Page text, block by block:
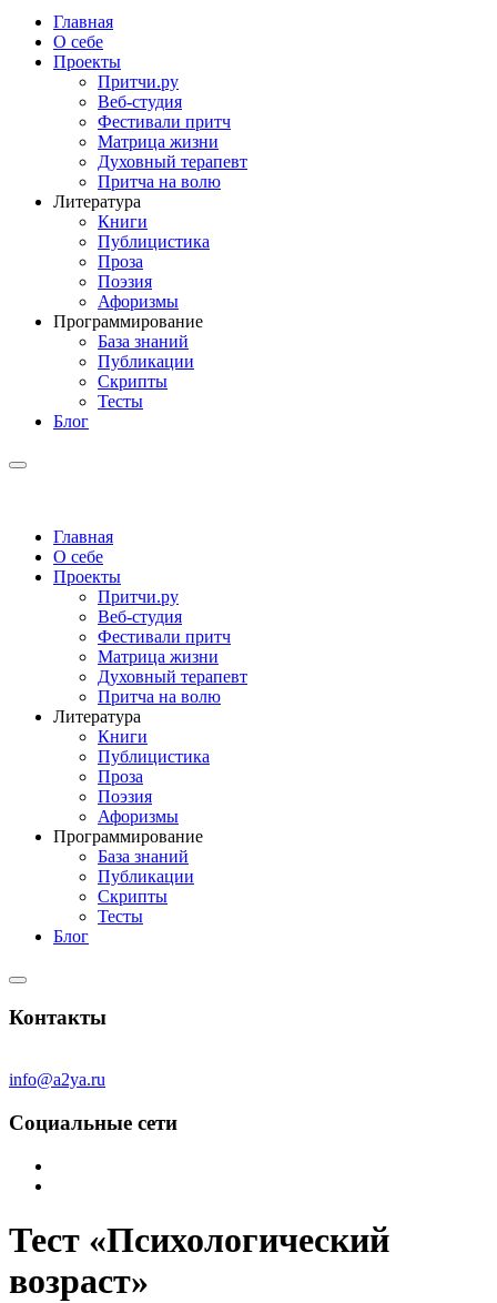
Главная
О себе
Проекты
Притчи.ру
Веб-студия
Фестивали притч
Матрица жизни
Духовный терапевт
Притча на волю
Литература
Книги
Публицистика
Проза
Поэзия
Афоризмы
Программирование
База знаний
Публикации
Скрипты
Тесты
Блог
Главная
О себе
Проекты
Притчи.ру
Веб-студия
Фестивали притч
Матрица жизни
Духовный терапевт
Притча на волю
Литература
Книги
Публицистика
Проза
Поэзия
Афоризмы
Программирование
База знаний
Публикации
Скрипты
Тесты
Блог
Контакты
info@a2ya.ru
Социальные сети
Тест «Психологический
возраст»